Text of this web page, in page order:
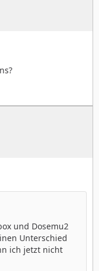
und Dosemu2
Unterschied
ich jetzt nicht